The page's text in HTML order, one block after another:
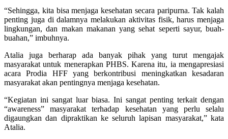
“Sehingga, kita bisa menjaga kesehatan secara paripurna. Tak kalah
penting juga di dalamnya melakukan aktivitas fisik, harus menjaga
lingkungan, dan makan makanan yang sehat seperti sayur, buah-
buahan,” imbuhnya.
Atalia juga berharap ada banyak pihak yang turut mengajak
masyarakat untuk menerapkan PHBS. Karena itu, ia mengapresiasi
acara Prodia HFF yang berkontribusi meningkatkan kesadaran
masyarakat akan pentingnya menjaga kesehatan.
“Kegiatan ini sangat luar biasa. Ini sangat penting terkait dengan
“awareness” masyarakat terhadap kesehatan yang perlu selalu
digaungkan dan dipraktikan ke seluruh lapisan masyarakat,” kata
Atalia.